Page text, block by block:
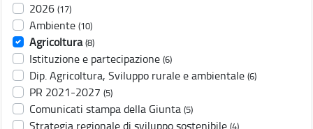
2026 (17)
Ambiente (10)
Agricoltura (8)
Istituzione e partecipazione (6)
Dip. Agricoltura, Sviluppo rurale e ambientale (6)
PR 2021-2027 (5)
Comunicati stampa della Giunta (5)
Strategia regionale di sviluppo sostenibile (4)